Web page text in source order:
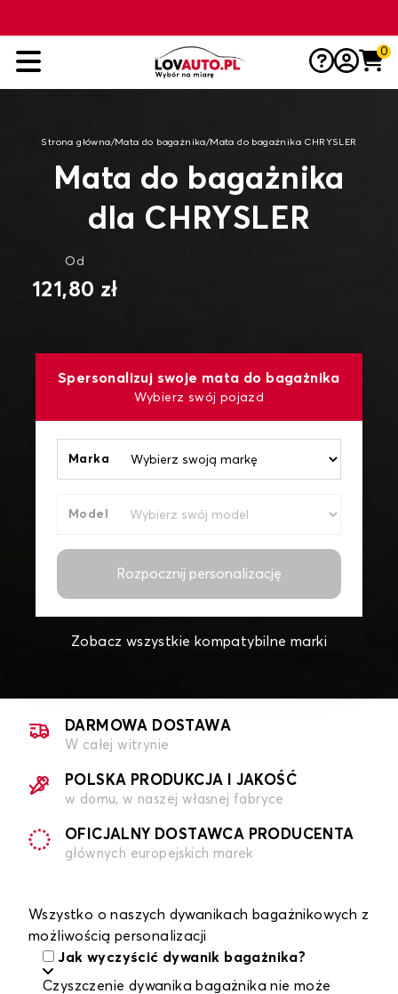
0
Strona główna/Mata do bagażnika/ Mata do bagażnika CHRYSLER
Mata do bagażnika
dla CHRYSLER
Od
121,80 zł
Spersonalizuj swoje mata do bagażnika
Wybierz swój pojazd
Marka
Model
Rozpocznij personalizację
Zobacz wszystkie kompatybilne marki
DARMOWA DOSTAWA
W całej witrynie
POLSKA PRODUKCJA I JAKOŚĆ
w domu, w naszej własnej fabryce
OFICJALNY DOSTAWCA PRODUCENTA
głównych europejskich marek
Wszystko o naszych dywanikach bagażnikowych z
możliwością personalizacji
Jak wyczyścić dywanik bagażnika?
Czyszczenie dywanika bagażnika nie może